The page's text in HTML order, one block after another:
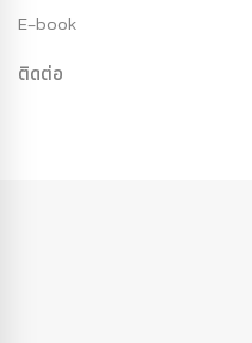
E-book
ติดต่อ